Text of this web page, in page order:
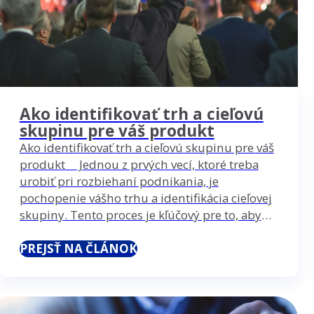
Ako identifikovať trh a cieľovú
skupinu pre váš produkt
Ako identifikovať trh a cieľovú skupinu pre váš
produkt Jednou z prvých vecí, ktoré treba
urobiť pri rozbiehaní podnikania, je
pochopenie vášho trhu a identifikácia cieľovej
skupiny. Tento proces je kľúčový pre to, aby
nasmerovať k tým správnym zákazníkom. V
PREJSŤ NA ČLÁNOK